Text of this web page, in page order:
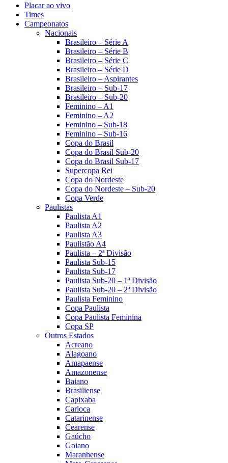
Placar ao vivo
Times
Campeonatos
Nacionais
Brasileiro – Série A
Brasileiro – Série B
Brasileiro – Série C
Brasileiro – Série D
Brasileiro – Aspirantes
Brasileiro – Sub-17
Brasileiro – Sub-20
Feminino – A1
Feminino – A2
Feminino – Sub-18
Feminino – Sub-16
Copa do Brasil
Copa do Brasil Sub-20
Copa do Brasil Sub-17
Supercopa Rei
Copa do Nordeste
Copa do Nordeste – Sub-20
Copa Verde
Paulistas
Paulista A1
Paulista A2
Paulista A3
Paulistão A4
Paulista – 2ª Divisão
Paulista Sub-15
Paulista Sub-17
Paulista Sub-20 – 1ª Divisão
Paulista Sub-20 – 2ª Divisão
Paulista Feminino
Copa Paulista
Copa Paulista Feminina
Copa SP
Outros Estados
Acreano
Alagoano
Amapaense
Amazonense
Baiano
Brasiliense
Capixaba
Carioca
Catarinense
Cearense
Gaúcho
Goiano
Maranhense